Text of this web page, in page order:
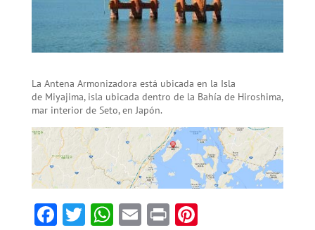
La Antena Armonizadora está ubicada en la Isla
de Miyajima, isla ubicada dentro de la Bahía de Hiroshima,
mar interior de Seto, en Japón.
F T W E Pr Pi